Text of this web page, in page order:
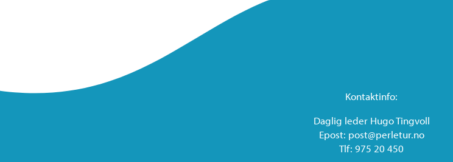
Kontaktinfo:
Daglig leder Hugo Tingvoll
Epost: post@perletur.no
Tlf: 975 20 450